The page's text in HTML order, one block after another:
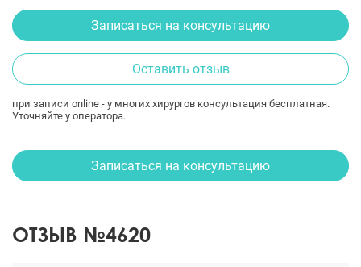
Записаться на консультацию
Оставить отзыв
при записи online - у многих хирургов консультация бесплатная.
Уточняйте у оператора.
Записаться на консультацию
ОТЗЫВ №4620